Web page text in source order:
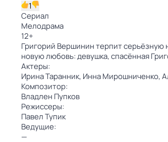
1
Сериал
Мелодрама
12+
Григорий Вершинин терпит серьёзную
новую любовь: девушка, спасённая
Актеры:
Ирина Таранник, Инна Мирошниченко,
Композитор:
Владлен Пупков
Режиссеры:
Павел Тупик
Ведущие:
—